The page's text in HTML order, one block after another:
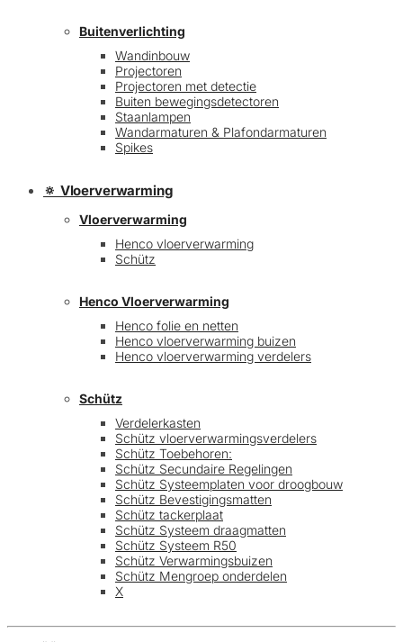
Buitenverlichting
Wandinbouw
Projectoren
Projectoren met detectie
Buiten bewegingsdetectoren
Staanlampen
Wandarmaturen & Plafondarmaturen
Spikes
🔅 Vloerverwarming
Vloerverwarming
Henco vloerverwarming
Schütz
Henco Vloerverwarming
Henco folie en netten
Henco vloerverwarming buizen
Henco vloerverwarming verdelers
Schütz
Verdelerkasten
Schütz vloerverwarmingsverdelers
Schütz Toebehoren:
Schütz Secundaire Regelingen
Schütz Systeemplaten voor droogbouw
Schütz Bevestigingsmatten
Schütz tackerplaat
Schütz Systeem draagmatten
Schütz Systeem R50
Schütz Verwarmingsbuizen
Schütz Mengroep onderdelen
X